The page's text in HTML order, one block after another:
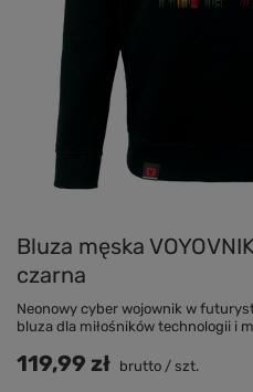
Bluza męska
czarna
Neonowy cyber wojownik w
bluza dla miłośników technologii i
119,99 zł brutto / szt.